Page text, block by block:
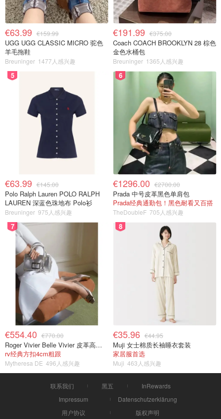
€63.99 €159.99
UGG UGG CLASSIC MICRO 驼色
羊毛拖鞋
Breuninger 1477人感兴趣
€191.99 €375.00
Coach COACH BROOKLYN 28 棕色
金色水桶包
Breuninger 1365人感兴趣
5
€63.99 €145.00
Polo Ralph Lauren POLO RALPH
LAUREN 深蓝色珠地布 Polo衫
Breuninger 975人感兴趣
6
€1296.00 €2700.00
Prada 中号皮革黑色单肩包
Prada经典通勤包！黑色耐看又百搭
TheDoubleF 705人感兴趣
7
€554.40 €770.00
Roger Vivier Belle Vivier 皮革高跟鞋
rv经典方扣4cm粗跟
Mytheresa DE 496人感兴趣
8
€35.96 €44.95
Muji 女士棉质长袖睡衣套装
家居服首选
Muji 463人感兴趣
联系我们 黑五
InRewards
Impressum
Datenschutzerklärung
用户协议
版权声明